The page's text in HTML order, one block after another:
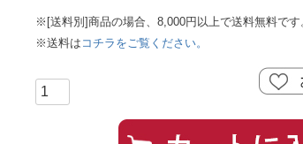
※[送料別]商品の場合、8,000円以上で送料無料です
※送料は コチラをご覧ください。